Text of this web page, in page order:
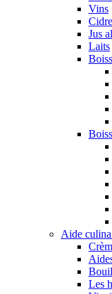
Vins
Jus
Laits
Aide
Les